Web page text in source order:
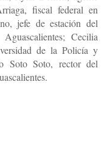
fiscal federal en
jefe de estación del
Cecilia
de la Policía y
Soto Soto, rector del